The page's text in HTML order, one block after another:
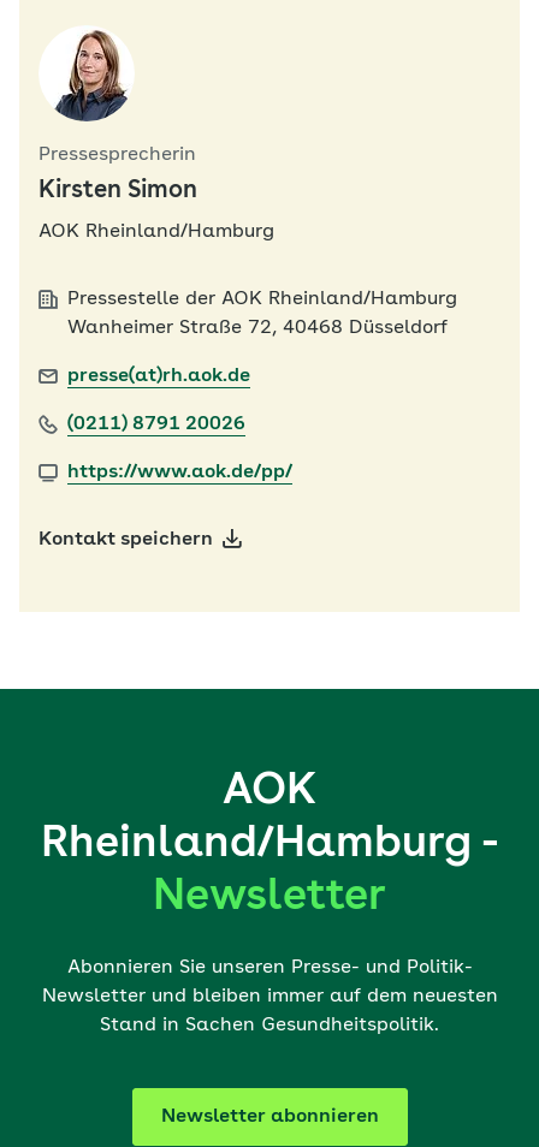
Pressesprecherin
Kirsten Simon
AOK Rheinland/Hamburg
Pressestelle der AOK Rheinland/Hamburg
Wanheimer Straße 72, 40468 Düsseldorf
presse(at)rh.aok.de
(0211) 8791 20026
https://www.aok.de/pp/
Kontakt speichern
AOK
Rheinland/Hamburg -
Newsletter
Abonnieren Sie unseren Presse- und Politik-
Newsletter und bleiben immer auf dem neuesten
Stand in Sachen Gesundheitspolitik.
Newsletter abonnieren